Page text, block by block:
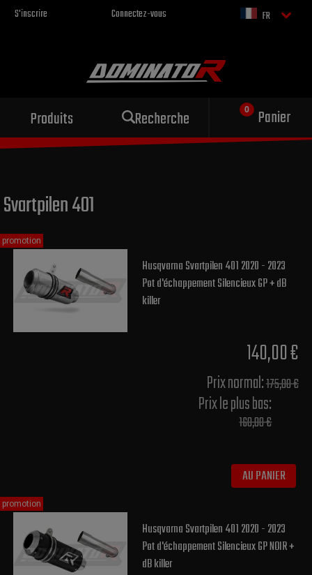
S'inscrire Connectez-vous FR
Produits Recherche Panier
Échappement sportif
pour votre moto
Svartpilen 401
Husqvarna Svartpilen 401 2020 - 2023
Pot d'échappement Silencieux GP + dB
killer
140,00 €
Prix normal​:175,00 €
Prix le plus bas:
160,00 €
AU PANIER
promotion
Husqvarna Svartpilen 401 2020 - 2023
Pot d'échappement Silencieux GP NOIR +
dB killer
promotion